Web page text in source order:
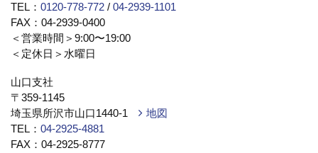
TEL： 0120-778-772 / 04-2939-1101
FAX：04-2939-0400
＜営業時間＞9:00〜19:00
＜定休日＞水曜日
山口支社
〒359-1145
埼玉県所沢市山口1440-1
地図
TEL： 04-2925-4881
FAX：04-2925-8777